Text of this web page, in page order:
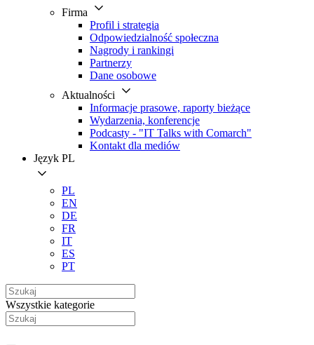
Firma
Profil i strategia
Odpowiedzialność społeczna
Nagrody i rankingi
Partnerzy
Dane osobowe
Aktualności
Informacje prasowe, raporty bieżące
Wydarzenia, konferencje
Podcasty - "IT Talks with Comarch"
Kontakt dla mediów
Język PL
PL
EN
DE
FR
IT
ES
PT
Wszystkie kategorie